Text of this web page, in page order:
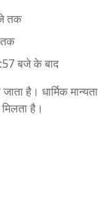
तक
बजे के बाद
है। धार्मिक मान्यता
है।